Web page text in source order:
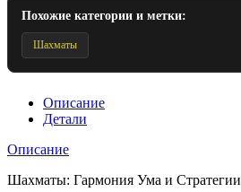
Похожие категории и метки:
Шахматы
Описание
Детали
Описание
Шахматы: Гармония Ума и Стратегии